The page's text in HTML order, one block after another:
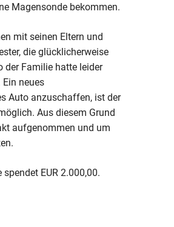
Magensonde bekommen.
mit seinen Eltern und
die glücklicherweise
der Familie hatte leider
neues
Auto anzuschaffen, ist der
Aus diesem Grund
aufgenommen und um
EUR 2.000,00.